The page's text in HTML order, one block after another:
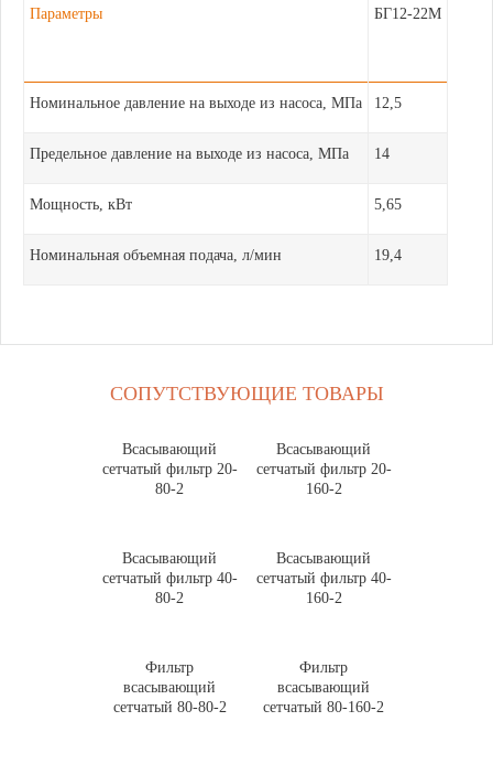
Параметры БГ12-22М
Номинальное давление на выходе из насоса, МПа 12,5
Предельное давление на выходе из насоса, МПа 14
Мощность, кВт 5,65
Номинальная объемная подача, л/мин 19,4
СОПУТСТВУЮЩИЕ ТОВАРЫ
Всасывающий
сетчатый фильтр 20-
80-2
Всасывающий
сетчатый фильтр 20-
160-2
Всасывающий
сетчатый фильтр 40-
80-2
Всасывающий
сетчатый фильтр 40-
160-2
Фильтр
всасывающий
сетчатый 80-80-2
Фильтр
всасывающий
сетчатый 80-160-2